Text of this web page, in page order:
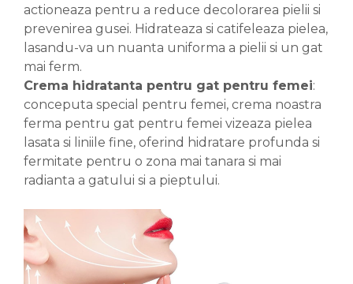
actioneaza pentru a reduce decolorarea pielii si
prevenirea gusei. Hidrateaza si catifeleaza pielea,
lasandu-va un nuanta uniforma a pielii si un gat
mai ferm.
Crema hidratanta pentru gat pentru femei:
conceputa special pentru femei, crema noastra
ferma pentru gat pentru femei vizeaza pielea
lasata si liniile fine, oferind hidratare profunda si
fermitate pentru o zona mai tanara si mai
radianta a gatului si a pieptului.